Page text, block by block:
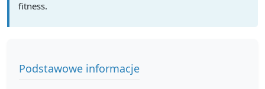
fitness.
Podstawowe informacje